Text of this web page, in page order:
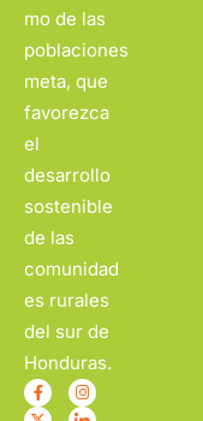
mo de las
poblaciones
meta, que
favorezca
el
desarrollo
sostenible
de las
comunidad
es rurales
del sur de
Honduras.